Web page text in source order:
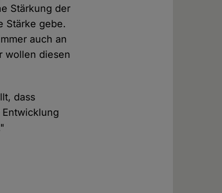
Stärkung der
Stärke gebe.
auch an
wollen diesen
dass